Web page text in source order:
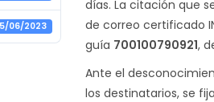
06/2023
días. La citación que
de correo certificado
guía 700100790921,
Ante el
los destinatarios, se